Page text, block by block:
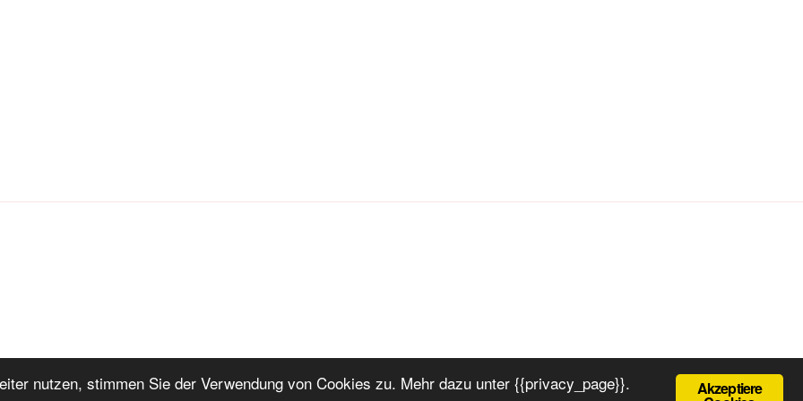
Stolz präsentiert von WordPress Akzeptiere
nutzen, stimmen Sie der Verwendung von Cookies zu. Mehr dazu unter {{privacy_page}}.